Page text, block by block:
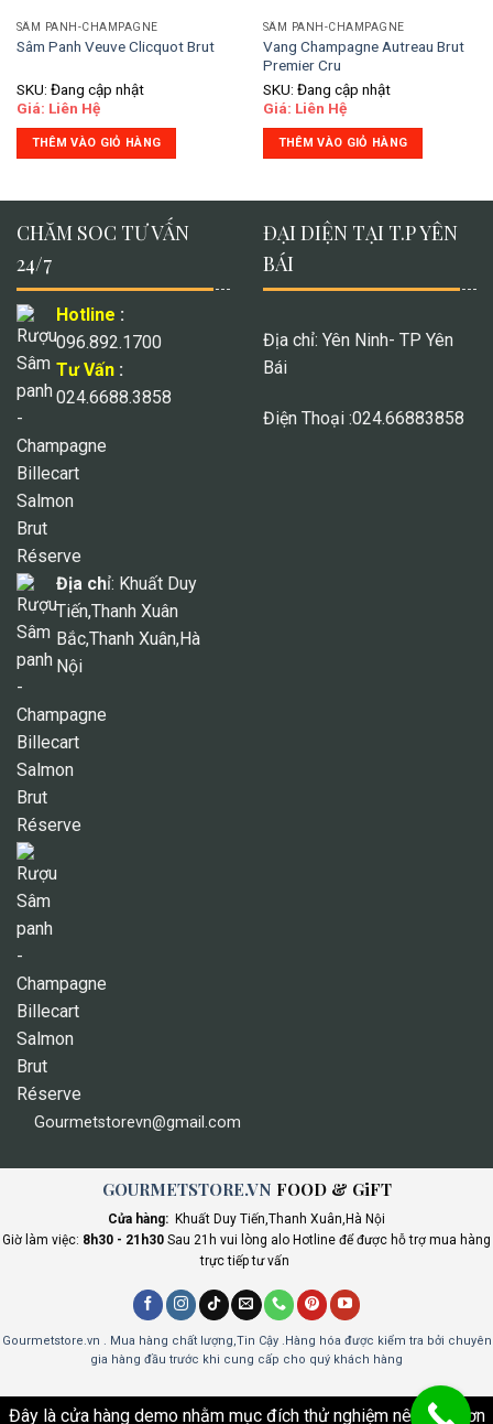
SÂM PANH-CHAMPAGNE
Sâm Panh Veuve Clicquot Brut
SKU: Đang cập nhật
Giá: Liên Hệ
THÊM VÀO GIỎ HÀNG
SÂM PANH-CHAMPAGNE
Vang Champagne Autreau Brut
Premier Cru
SKU: Đang cập nhật
Giá: Liên Hệ
THÊM VÀO GIỎ HÀNG
CHĂM SOC TƯ VẤN
24/7
Hotline :
096.892.1700
Tư Vấn :
024.6688.3858
Địa chỉ: Khuất Duy
Tiến,Thanh Xuân
Bắc,Thanh Xuân,Hà
Nội
Gourmetstorevn@gmail.com
ĐẠI DIỆN TẠI T.P YÊN
BÁI
Địa chỉ: Yên Ninh- TP Yên
Bái
Điện Thoại :024.66883858
GOURMETSTORE.VN FOOD & GiFT
Cửa hàng: Khuất Duy Tiến,Thanh Xuân,Hà Nội
Giờ làm việc: 8h30 - 21h30 Sau 21h vui lòng alo Hotline để được hỗ trợ mua hàng
trực tiếp tư vấn
Gourmetstore.vn . Mua hàng chất lượng,Tin Cậy .Hàng hóa được kiểm tra bởi chuyên
gia hàng đầu trước khi cung cấp cho quý khách hàng
Đây là cửa hàng demo nhằm mục đích thử nghiệm nên các đơn